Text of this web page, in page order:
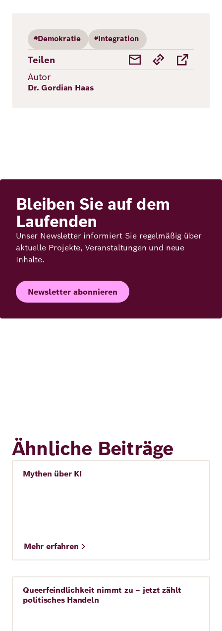
#Demokratie #Integration
Teilen
Autor
Dr. Gordian Haas
Bleiben Sie auf dem
Laufenden
Unser Newsletter informiert Sie regelmäßig über
aktuelle Projekte, Veranstaltungen und neue
Inhalte.
Newsletter abonnieren
Ähnliche Beiträge
Künstliche Intelligenz (KI)
Mythen über KI
Mehr erfahren
Story
Queerfeindlichkeit nimmt zu – jetzt zählt
politisches Handeln